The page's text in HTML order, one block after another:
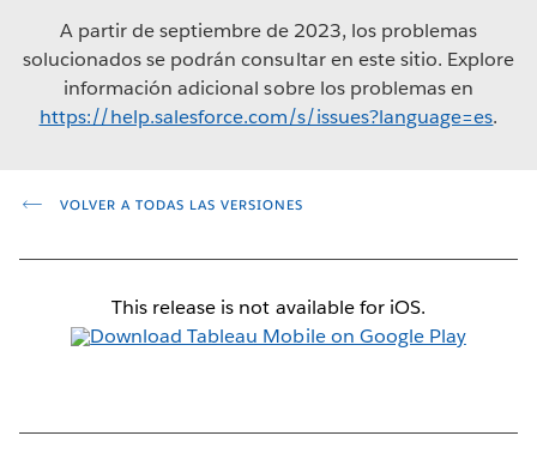
A partir de septiembre de 2023, los problemas
solucionados se podrán consultar en este sitio. Explore
información adicional sobre los problemas en
https://help.salesforce.com/s/issues?language=es.
VOLVER A TODAS LAS VERSIONES
This release is not available for iOS.